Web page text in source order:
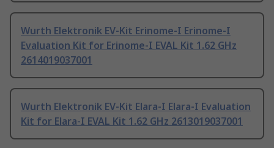
Wurth Elektronik EV-Kit Erinome-I Erinome-I
Evaluation Kit for Erinome-I EVAL Kit 1.62 GHz
2614019037001
Wurth Elektronik EV-Kit Elara-I Elara-I Evaluation
Kit for Elara-I EVAL Kit 1.62 GHz 2613019037001